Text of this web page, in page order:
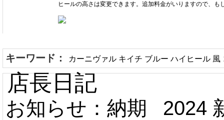
ヒールの高さは変更できます。追加料金がいりますので、
キーワード： カーニヴァル キイチ ブルー ハイヒール 風
店長日記
お知らせ：納期
2024